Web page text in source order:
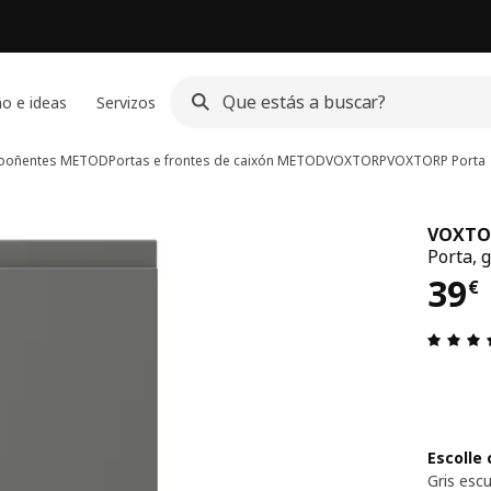
e ideas Servizos
METODPortas e frontes de caixón METODVOXTORPVOXTORP Porta
Porta,
39€
39€
Escolle
Gris